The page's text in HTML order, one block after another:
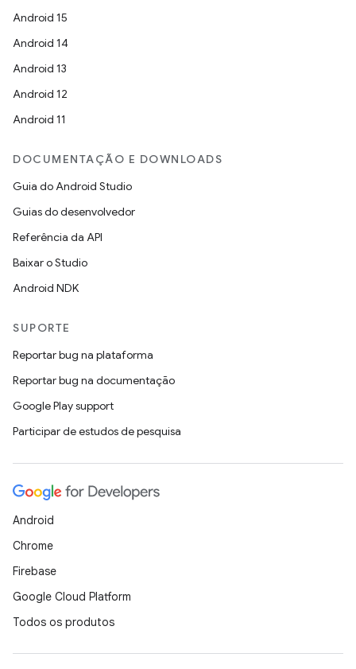
Android 15
Android 14
Android 13
Android 12
Android 11
DOCUMENTAÇÃO E DOWNLOADS
Guia do Android Studio
Guias do desenvolvedor
Referência da API
Baixar o Studio
Android NDK
SUPORTE
Reportar bug na plataforma
Reportar bug na documentação
Google Play support
Participar de estudos de pesquisa
Android
Chrome
Firebase
Google Cloud Platform
Todos os produtos